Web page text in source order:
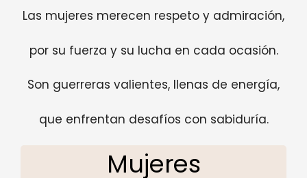
Las mujeres merecen respeto y admiración,
por su fuerza y su lucha en cada ocasión.
Son guerreras valientes, llenas de energía,
que enfrentan desafíos con sabiduría.
Mujeres